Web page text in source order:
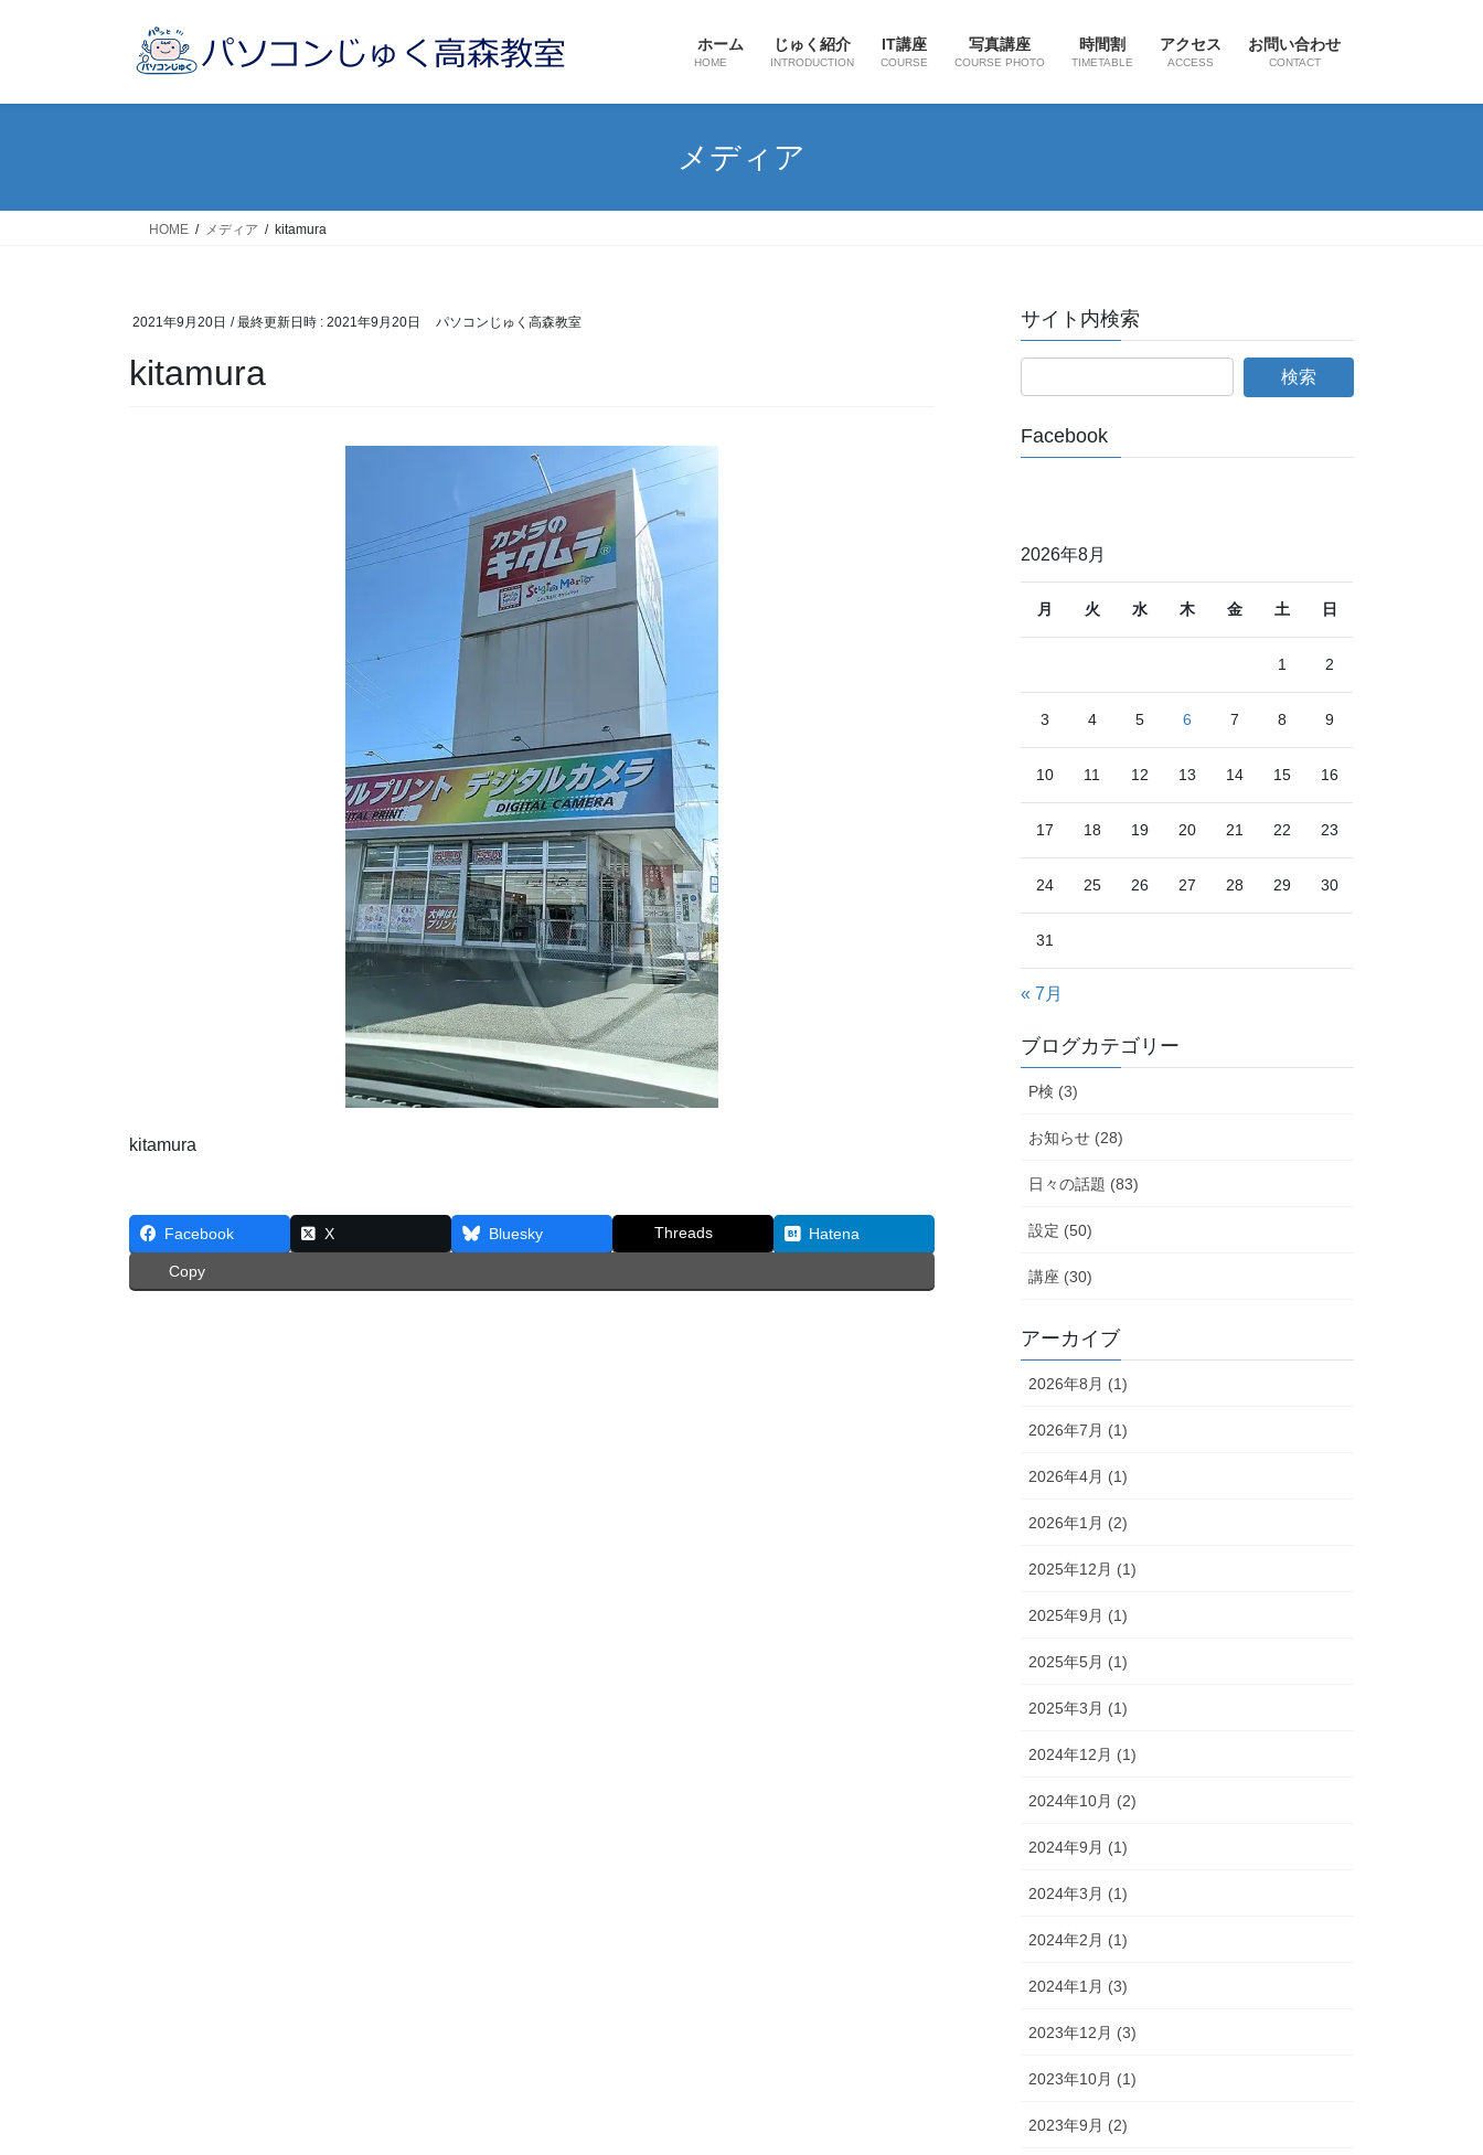
ホーム
HOME
じゅく紹介
INTRODUCTION
IT講座
COURSE
写真講座
COURSE PHOTO
時間割
TIMETABLE
アクセス
ACCESS
お問い合わせ
CONTACT
メディア
HOME メディア kitamura
2021年9月20日 / 最終更新日時 : 2021年9月20日 パソコンじゅく高森教室
kitamura
kitamura
Facebook X Bluesky Threads Hatena
Copy
サイト内検索
Facebook
2026年8月
月 火 水 木 金 土 日
1 2
3 4 5 6 7 8 9
10 11 12 13 14 15 16
17 18 19 20 21 22 23
24 25 26 27 28 29 30
31
« 7月
ブログカテゴリー
P検 (3)
お知らせ (28)
日々の話題 (83)
設定 (50)
講座 (30)
アーカイブ
2026年8月 (1)
2026年7月 (1)
2026年4月 (1)
2026年1月 (2)
2025年12月 (1)
2025年9月 (1)
2025年5月 (1)
2025年3月 (1)
2024年12月 (1)
2024年10月 (2)
2024年9月 (1)
2024年3月 (1)
2024年2月 (1)
2024年1月 (3)
2023年12月 (3)
2023年10月 (1)
2023年9月 (2)